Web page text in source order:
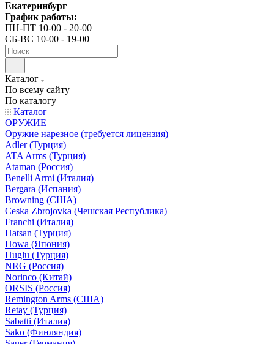
Екатеринбург
График работы:
ПН-ПТ 10-00 - 20-00
СБ-ВС 10-00 - 19-00
Каталог
По всему сайту
По каталогу
Каталог
ОРУЖИЕ
Оружие нарезное (требуется лицензия)
Adler (Турция)
ATA Arms (Турция)
Ataman (Россия)
Benelli Armi (Италия)
Bergara (Испания)
Browning (США)
Ceska Zbrojovka (Чешская Республика)
Franchi (Италия)
Hatsan (Турция)
Howa (Япония)
Huglu (Турция)
NRG (Россия)
Norinco (Китай)
ORSIS (Россия)
Remington Arms (США)
Retay (Турция)
Sabatti (Италия)
Sako (Финляндия)